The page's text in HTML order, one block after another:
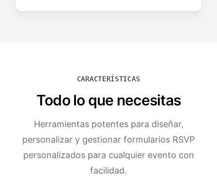
CARACTERÍSTICAS
Todo lo que necesitas
Herramientas potentes para diseñar,
personalizar y gestionar formularios RSVP
personalizados para cualquier evento con
facilidad.